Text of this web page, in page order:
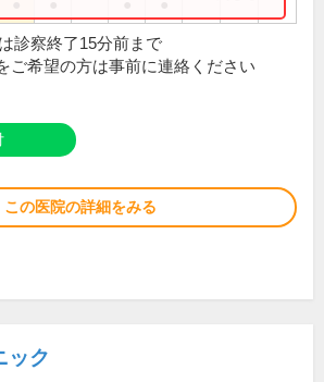
診察終了15分前まで
ご希望の方は事前に連絡ください
この医院の詳細をみる
ック